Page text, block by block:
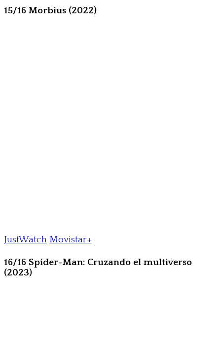
15/16 Morbius (2022)
JustWatch Movistar+
16/16 Spider-Man: Cruzando el multiverso
(2023)